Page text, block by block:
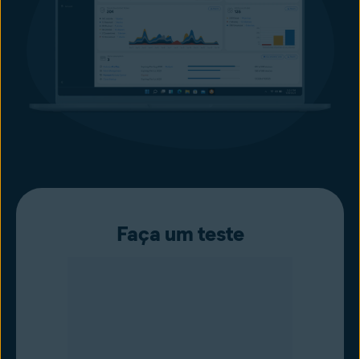
Faça um teste